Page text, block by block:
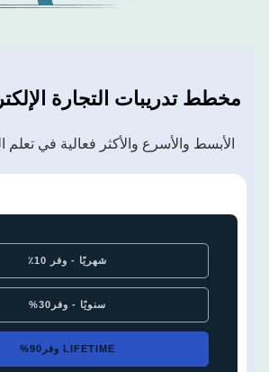
مخطط تدريبات التجارة
الأبسط والأسرع والأكثر فعالية في تعلم
شهريًا - وفر 10٪
سنويًا - وفر30%
LIFETIME وفر90%